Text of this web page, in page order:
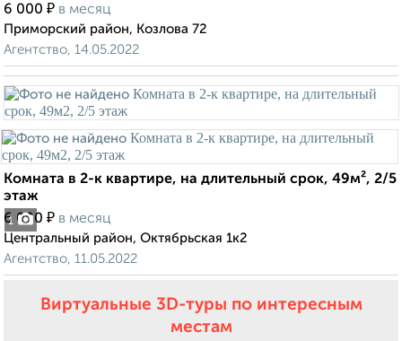
6 000 ₽ в месяц
Приморский район, Козлова 72
Агентство, 14.05.2022
1
Комната в 2-к квартире, на длительный срок, 49м², 2/5
этаж
6 000 ₽ в месяц
Центральный район, Октябрьская 1к2
Агентство, 11.05.2022
Виртуальные 3D-туры по интересным
местам